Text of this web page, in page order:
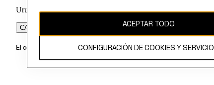
Uruguay ($U)
CAMBIAR REGIÓN
El contenido de esta página web está protegido por copyright y es
ACEPTAR TODO
CONFIGURACIÓN DE COOKIES Y